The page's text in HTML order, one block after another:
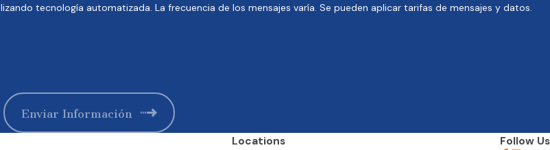
tecnología automatizada. La frecuencia de los mensajes varía. Se pueden aplicar tarifas de mensajes y datos.
Enviar Información
Locations Follow Us